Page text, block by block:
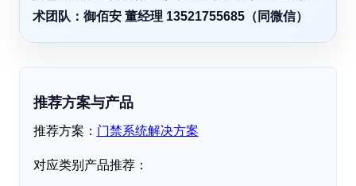
术团队：御佰安 董经理 13521755685（同微信）
推荐方案与产品
推荐方案： 门禁系统解决方案
对应类别产品推荐：